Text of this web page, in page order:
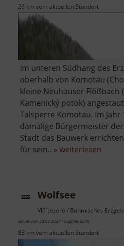
26 km vom aktuellen Standort
Im unteren Südhang des
oberhalb von Komotau
kleine Neuhauser Flößbach
Kamenický potok)
Talsperre Komotau. Im Jahr
damalige Bürgermeister
Stadt das Bauwerk
für sein.. » weiterlesen
Wolfsee
Vlčí jezero / Böhmisches
aktuell vom 23.07.2024 / Zugriffe: 5270
83 km vom aktuellen Standort